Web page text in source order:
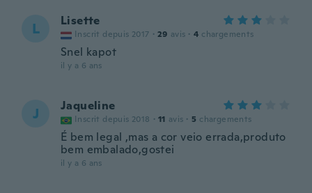
L Lisette
Inscrit depuis 2017 · 29 avis · 4 chargements
Snel kapot
il y a 6 ans
J Jaqueline
Inscrit depuis 2018 · 11 avis · 5 chargements
É bem legal ,mas a cor veio errada,produto
bem embalado,gostei
il y a 6 ans